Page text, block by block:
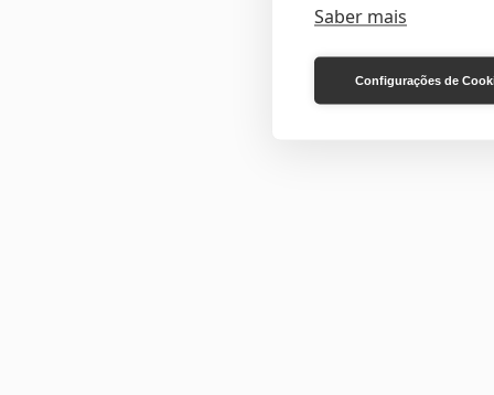
Saber mais
Configurações de